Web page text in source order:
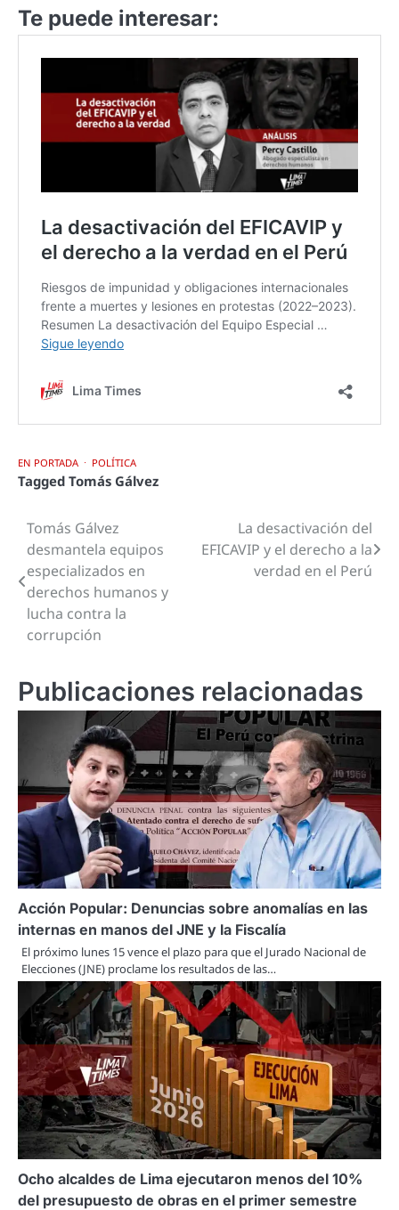
Te puede interesar:
EN PORTADA POLÍTICA
Tagged Tomás Gálvez
Navegación
de
entradas
Tomás Gálvez
desmantela equipos
especializados en
derechos humanos y
lucha contra la
corrupción
La desactivación del
EFICAVIP y el derecho a la
verdad en el Perú
Publicaciones relacionadas
Acción Popular: Denuncias sobre anomalías en las
internas en manos del JNE y la Fiscalía
El próximo lunes 15 vence el plazo para que el Jurado Nacional de
Elecciones (JNE) proclame los resultados de las…
Ocho alcaldes de Lima ejecutaron menos del 10%
del presupuesto de obras en el primer semestre